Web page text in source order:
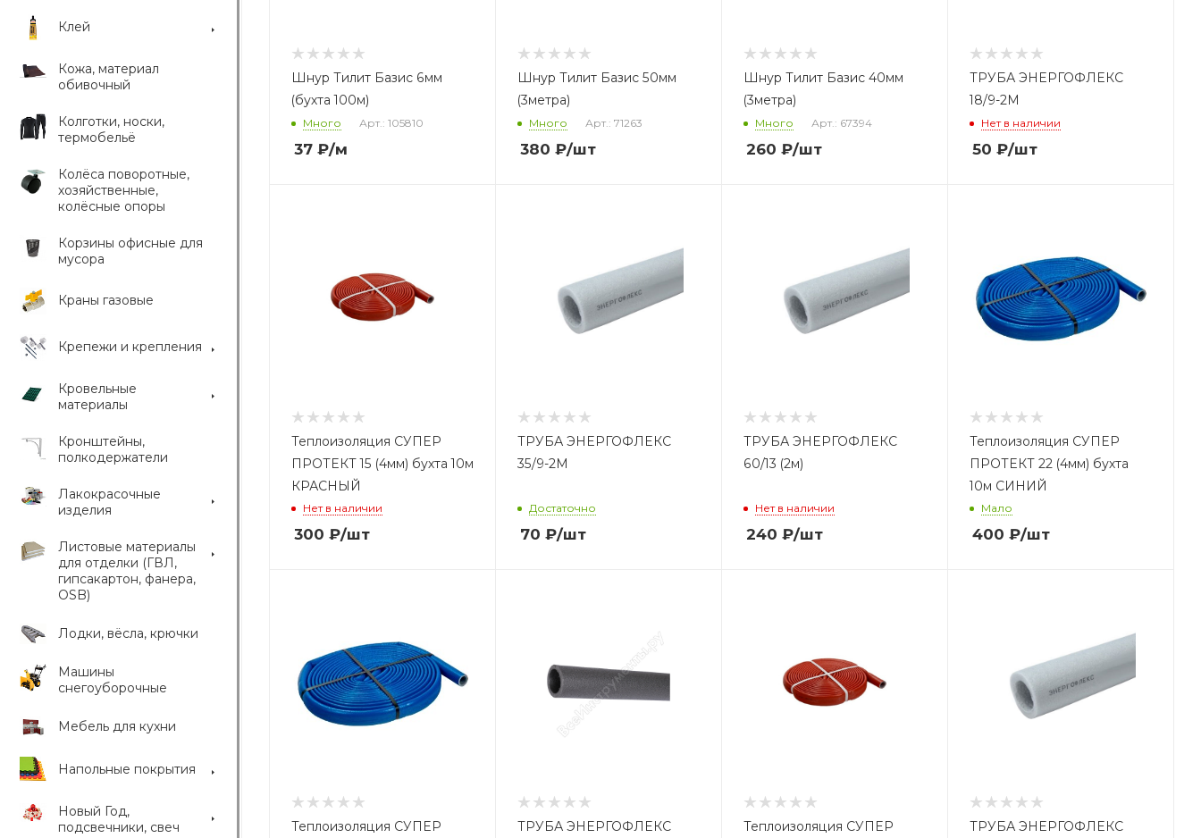
Клей
Кожа, материал
обивочный
Колготки, носки,
термобельё
Колёса поворотные,
хозяйственные,
колёсные опоры
Корзины офисные для
мусора
Краны газовые
Крепежи и крепления
Кровельные
материалы
Кронштейны,
полкодержатели
Лакокрасочные
изделия
Листовые материалы
для отделки (ГВЛ,
гипсакартон, фанера,
OSB)
Лодки, вёсла, крючки
Машины
снегоуборочные
Мебель для кухни
Напольные покрытия
Новый Год,
подсвечники, свеч
Шнур Тилит Базис 6мм
(бухта 100м)
Много Арт.: 105810
37 ₽/м
Шнур Тилит Базис 50мм
(3метра)
Много Арт.: 71263
380 ₽/шт
Шнур Тилит Базис 40мм
(3метра)
Много Арт.: 67394
260 ₽/шт
ТРУБА ЭНЕРГОФЛЕКС
18/9-2М
Нет в наличии
50 ₽/шт
Теплоизоляция СУПЕР
ПРОТЕКТ 15 (4мм) бухта 10м
КРАСНЫЙ
Нет в наличии
300 ₽/шт
ТРУБА ЭНЕРГОФЛЕКС
35/9-2М
Достаточно
70 ₽/шт
ТРУБА ЭНЕРГОФЛЕКС
60/13 (2м)
Нет в наличии
240 ₽/шт
Теплоизоляция СУПЕР
ПРОТЕКТ 22 (4мм) бухта
10м СИНИЙ
Мало
400 ₽/шт
Теплоизоляция СУПЕР
ТРУБА ЭНЕРГОФЛЕКС
Теплоизоляция СУПЕР
ТРУБА ЭНЕРГОФЛЕКС